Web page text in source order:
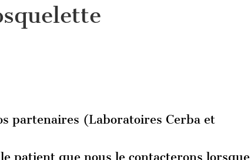
partenaires (Laboratoires Cerba et
patient que nous le contacterons lorsque